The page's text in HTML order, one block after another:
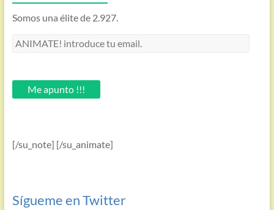
Somos una élite de 2.927.
ANIMATE!
email.Me apunto !!!
[/su_note] [/su_animate]
Sígueme en Twitter